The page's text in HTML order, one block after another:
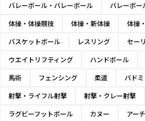
バレーボール・バレーボール
バレーボー
体操・体操競技
体操・新体操
体操
バスケットボール
レスリング
セー
ウエイトリフティング
ハンドボール
馬術
フェンシング 柔道
バド
射撃・ライフル射撃
射撃・クレー射撃
ラグビーフットボール
カヌー
アー